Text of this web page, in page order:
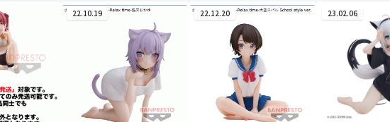
22.10.19 22.12.20 23.02.06